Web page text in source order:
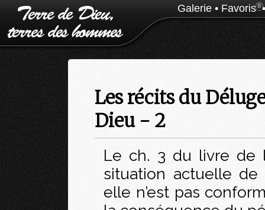
Galerie • Favoris0
Les récits du
Dieu - 2
Le ch. 3 du livre de
situation actuelle de
elle n’est pas